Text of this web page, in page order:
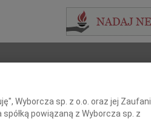
Imię i nazwisko lub numer ogłoszenia:
Wyborcza sp. z o.o. oraz jej Zaufani
powiązaną z Wyborcza sp. z